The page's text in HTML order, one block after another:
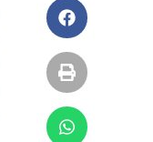
פייסבוק
הדפסה
ווטסאפ